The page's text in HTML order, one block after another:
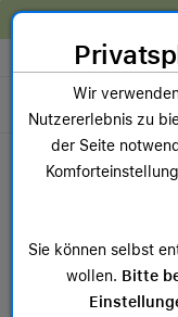
Zum Inhalt springen [AK
Zum Hauptmenü
Zum Widget-Menü
Zum Hauptmenü
Zum Hauptmenü (oben
Zum Hauptmenü
Zum Hauptmenü
Zum Meta-Menü oben
Zu den Inhalten im
Store auswählen
Toggle navigation
Dein Warenkorb
Noch keine Artikel im
Wir
Nutzererlebnis zu
der Seite
Sie können selbst
wollen. Bitte